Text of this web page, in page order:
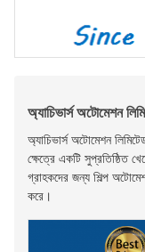
অ্যাচিভার্স অটোমেশন
অ্যাচিভার্স অটোমেশন
ক্ষেত্রে একটি সুপ্রতিষ্ঠিত
গ্রাহকদের জন্য শিল্প
করে।